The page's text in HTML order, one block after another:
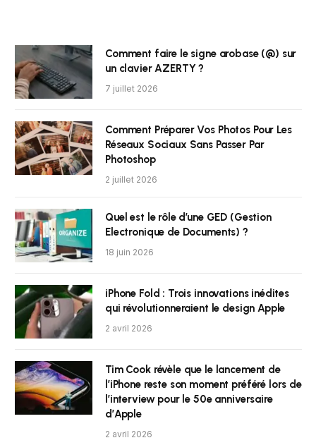
Comment faire le signe arobase (@) sur
un clavier AZERTY ?
7 juillet 2026
Comment Préparer Vos Photos Pour Les
Réseaux Sociaux Sans Passer Par
Photoshop
2 juillet 2026
Quel est le rôle d’une GED (Gestion
Electronique de Documents) ?
18 juin 2026
iPhone Fold : Trois innovations inédites
qui révolutionneraient le design Apple
2 avril 2026
Tim Cook révèle que le lancement de
l’iPhone reste son moment préféré lors de
l’interview pour le 50e anniversaire
d’Apple
2 avril 2026